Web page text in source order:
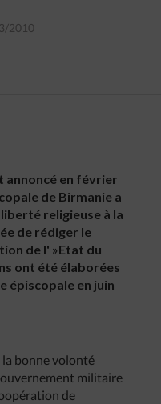
2010
annoncé en février
de Birmanie a
religieuse à la
de rédiger le
de l' »Etat du
ont été élaborées
épiscopale en juin
la bonne volonté
militaire
de